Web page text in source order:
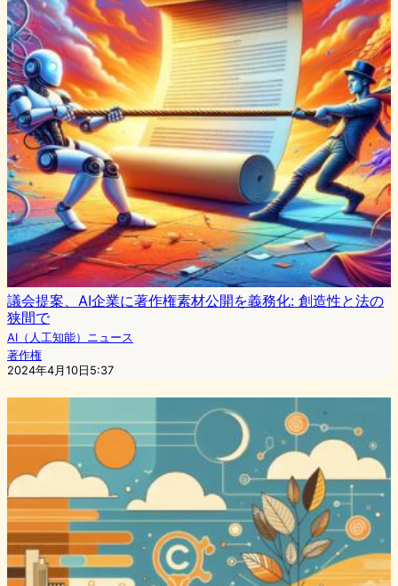
議会提案、AI企業に著作権素材公開を義務化: 創造性と法の
狭間で
AI（人工知能）ニュース
著作権
2024年4月10日5:37